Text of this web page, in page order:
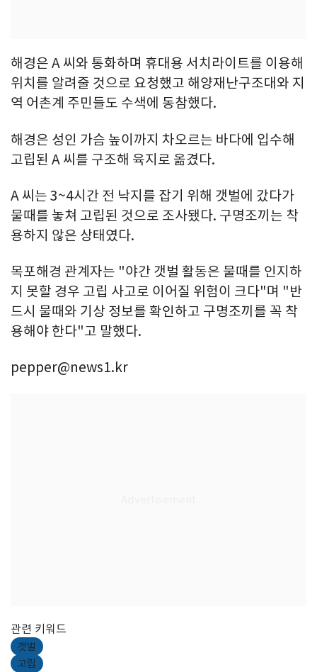
해경은 A 씨와 통화하며 휴대용 서치라이트를 이용해
위치를 알려줄 것으로 요청했고 해양재난구조대와 지
역 어촌계 주민들도 수색에 동참했다.
해경은 성인 가슴 높이까지 차오르는 바다에 입수해
고립된 A 씨를 구조해 육지로 옮겼다.
A 씨는 3~4시간 전 낙지를 잡기 위해 갯벌에 갔다가
물때를 놓쳐 고립된 것으로 조사됐다. 구명조끼는 착
용하지 않은 상태였다.
목포해경 관계자는 "야간 갯벌 활동은 물때를 인지하
지 못할 경우 고립 사고로 이어질 위험이 크다"며 "반
드시 물때와 기상 정보를 확인하고 구명조끼를 꼭 착
용해야 한다"고 말했다.
pepper@news1.kr
관련 키워드
갯벌
고립